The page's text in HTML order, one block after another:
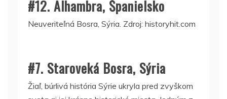
#12. Alhambra, Španielsko
Neuveriteľná Bosra, Sýria. Zdroj: historyhit.com
#7. Staroveká Bosra, Sýria
Žiaľ, búrlivá história Sýrie ukryla pred zvyškom